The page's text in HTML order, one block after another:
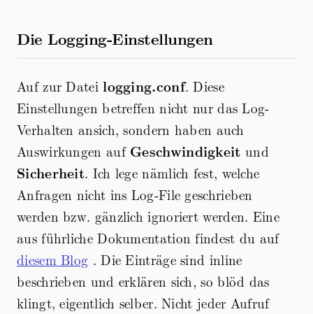
Die Logging-Einstellungen
Auf zur Datei logging.conf. Diese
Einstellungen betreffen nicht nur das Log-
Verhalten ansich, sondern haben auch
Auswirkungen auf Geschwindigkeit und
Sicherheit. Ich lege nämlich fest, welche
Anfragen nicht ins Log-File geschrieben
werden bzw. gänzlich ignoriert werden. Eine
aus führliche Dokumentation findest du auf
diesem Blog . Die Einträge sind inline
beschrieben und erklären sich, so blöd das
klingt, eigentlich selber. Nicht jeder Aufruf